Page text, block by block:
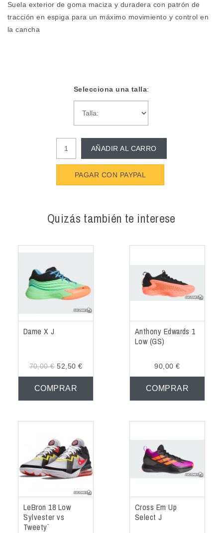
Suela exterior de goma maciza y duradera con patrón de
tracción en espiga para un máximo movimiento y control en
la cancha
Selecciona una talla:
AÑADIR AL CARRO
PAGAR CON PAYPAL
Quizás también te interese
Dame X J
70,00 €52,50 €
COMPRAR
Anthony Edwards 1
Low (GS)
90,00 €
COMPRAR
LeBron 18 Low
`Sylvester vs
Tweety`
Cross Em Up
Select J